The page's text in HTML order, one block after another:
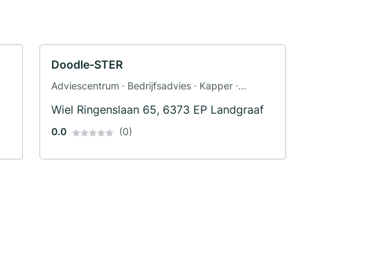
Doodle-STER
Adviescentrum · Bedrijfsadvies · Kapper ·
Hondentrimmer
Wiel Ringenslaan 65, 6373 EP Landgraaf
0.0 (0)